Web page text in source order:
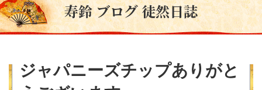
寿鈴 ブログ 徒然日誌
ジャパニーズチップありがと